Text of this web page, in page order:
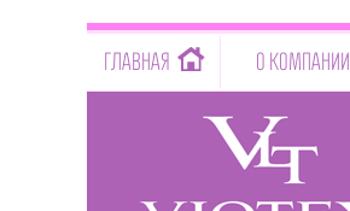
ГЛАВНАЯ О КОМПАНИИ
-->